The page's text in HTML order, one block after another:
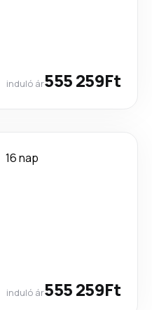
induló ár555 259Ft
16 nap
induló ár555 259Ft